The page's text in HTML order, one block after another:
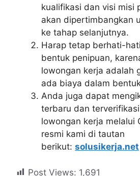
kualifikasi dan visi misi
akan dipertimbangkan
ke tahap selanjutnya.
Harap tetap berhati-
bentuk penipuan,
lowongan kerja adalah
ada biaya dalam
Anda juga dapat
terbaru dan
lowongan kerja melalui
resmi kami di tautan
berikut: solusikerja.net
Post Views: 1,691